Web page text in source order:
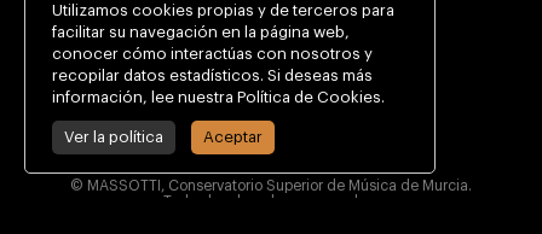
Utilizamos cookies propias y de terceros para
facilitar su navegación en la página web,
conocer cómo interactúas con nosotros y
recopilar datos estadísticos. Si deseas más
información, lee nuestra Política de Cookies.
Ver la política Aceptar
Youtube
Blog Aula de Viento Madera
Blog Aula de Viento Metal
© MASSOTTI, Conservatorio Superior de Música de Murcia.
Todos los derechos reservados.